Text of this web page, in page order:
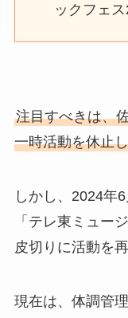
ックフェス
注目すべきは、
一時活動を休止
しかし、2024年
「テレ東ミュー
皮切りに活動を
現在は、体調管